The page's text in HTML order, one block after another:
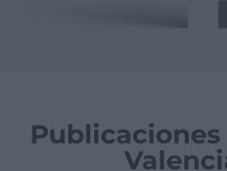
Publicaciones